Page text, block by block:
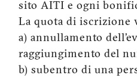
sito AITI e ogni
La quota di iscrizione
a) annullamento
raggiungimento del
b) subentro di una